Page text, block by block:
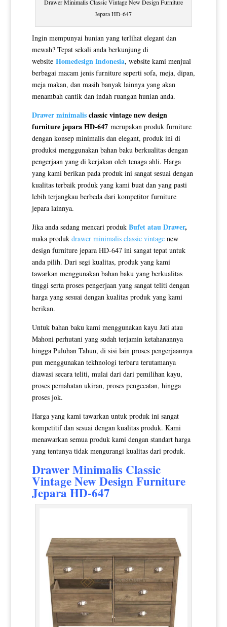
Drawer Minimalis Classic Vintage New Design Furniture
Jepara HD-647
Ingin mempunyai hunian yang terlihat elegant dan
mewah? Tepat sekali anda berkunjung di
website Homedesign Indonesia, website kami menjual
berbagai macam jenis furniture seperti sofa, meja, dipan,
meja makan, dan masih banyak lainnya yang akan
menambah cantik dan indah ruangan hunian anda.
Drawer minimalisclassic vintage new design
furniture jepara HD-647merupakan produk furniture
dengan konsep minimalis dan elegant, produk ini di
produksi menggunakan bahan baku berkualitas dengan
pengerjaan yang di kerjakan oleh tenaga ahli. Harga
yang kami berikan pada produk ini sangat sesuai dengan
kualitas terbaik produk yang kami buat dan yang pasti
lebih terjangkau berbeda dari kompetitor furniture
jepara lainnya.
Jika anda sedang mencari produk Bufet atau Drawer,
maka produk drawer minimalis classic vintagenew
design furniture jepara HD-647 ini sangat tepat untuk
anda pilih. Dari segi kualitas, produk yang kami
tawarkan menggunakan bahan baku yang berkualitas
tinggi serta proses pengerjaan yang sangat teliti dengan
harga yang sesuai dengan kualitas produk yang kami
berikan.
Untuk bahan baku kami menggunakan kayu Jati atau
Mahoni perhutani yang sudah terjamin ketahanannya
hingga Puluhan Tahun, di sisi lain proses pengerjaannya
pun menggunakan tekhnologi terbaru terutamanya
diawasi secara teliti, mulai dari dari pemilihan kayu,
proses pemahatan ukiran, proses pengecatan, hingga
proses jok.
Harga yang kami tawarkan untuk produk ini sangat
kompetitif dan sesuai dengan kualitas produk. Kami
menawarkan semua produk kami dengan standart harga
yang tentunya tidak mengurangi kualitas dari produk.
Drawer MinimalisClassic
Vintage New Design Furniture
Jepara HD-647